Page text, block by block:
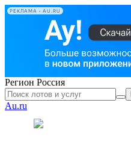
РЕКЛАМА • AU.RU
Регион Россия
Au.ru